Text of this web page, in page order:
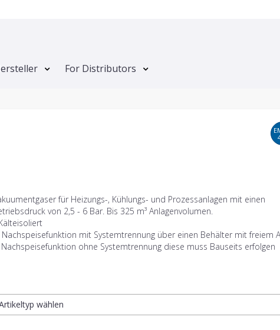
For Distributors
für Heizungs-, Kühlungs- und Prozessanlagen mit einen
von 2,5 - 6 Bar. Bis 325 m³ Anlagenvolumen.
Nachspeisefunktion mit Systemtrennung über einen Behälter mit freiem
Nachspeisefunktion ohne Systemtrennung diese muss Bauseits erfolgen
wählen